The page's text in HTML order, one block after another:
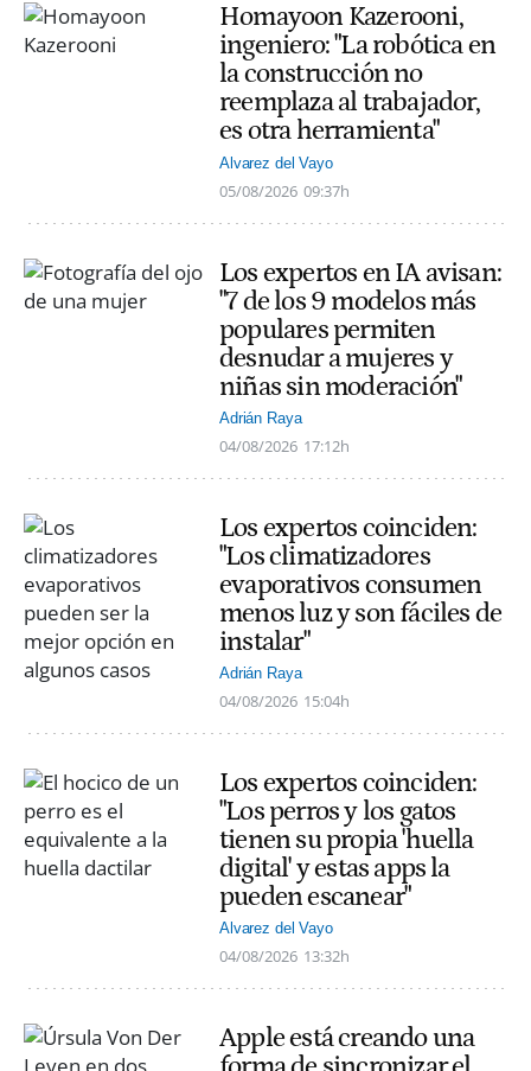
Homayoon Kazerooni,
ingeniero: "La robótica en
la construcción no
reemplaza al trabajador,
es otra herramienta"
Alvarez del Vayo
05/08/2026 09:37h
Los expertos en IA avisan:
"7 de los 9 modelos más
populares permiten
desnudar a mujeres y
niñas sin moderación"
Adrián Raya
04/08/2026 17:12h
Los expertos coinciden:
"Los climatizadores
evaporativos consumen
menos luz y son fáciles de
instalar"
Adrián Raya
04/08/2026 15:04h
Los expertos coinciden:
"Los perros y los gatos
tienen su propia 'huella
digital' y estas apps la
pueden escanear"
Alvarez del Vayo
04/08/2026 13:32h
Apple está creando una